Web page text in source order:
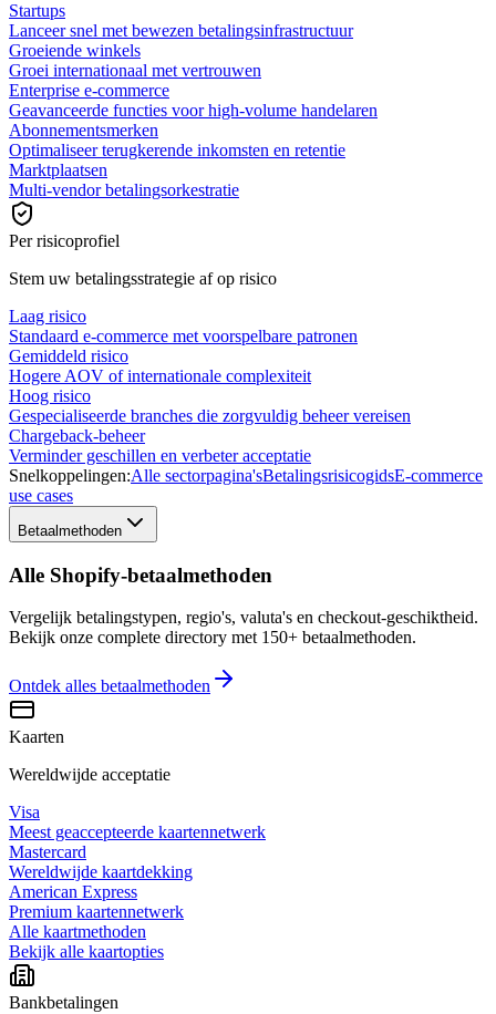
Startups
Lanceer snel met bewezen betalingsinfrastructuur
Groeiende winkels
Groei internationaal met vertrouwen
Enterprise e-commerce
Geavanceerde functies voor high-volume handelaren
Abonnementsmerken
Optimaliseer terugkerende inkomsten en retentie
Marktplaatsen
Multi-vendor betalingsorkestratie
Per risicoprofiel
Stem uw betalingsstrategie af op risico
Laag risico
Standaard e-commerce met voorspelbare patronen
Gemiddeld risico
Hogere AOV of internationale complexiteit
Hoog risico
Gespecialiseerde branches die zorgvuldig beheer vereisen
Chargeback-beheer
Verminder geschillen en verbeter acceptatie
Snelkoppelingen:Alle sectorpagina'sBetalingsrisicogidsE-commerce
use cases
Betaalmethoden
Alle Shopify-betaalmethoden
Vergelijk betalingstypen, regio's, valuta's en checkout-geschiktheid.
Bekijk onze complete directory met 150+ betaalmethoden.
Ontdek alles betaalmethoden
Kaarten
Wereldwijde acceptatie
Visa
Meest geaccepteerde kaartennetwerk
Mastercard
Wereldwijde kaartdekking
American Express
Premium kaartennetwerk
Alle kaartmethoden
Bekijk alle kaartopties
Bankbetalingen